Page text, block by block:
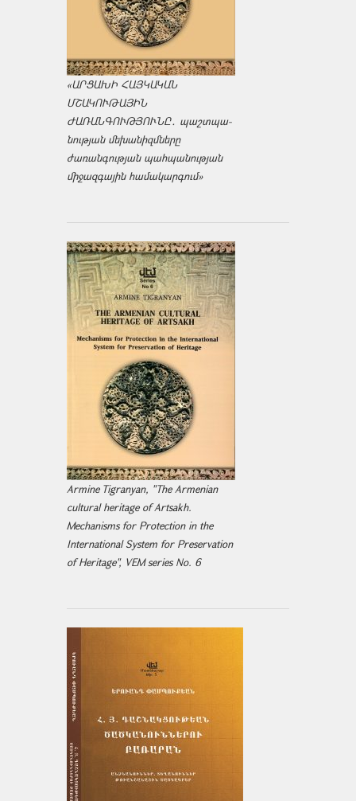
«ԱՐՑԱԽԻ ՀԱՅԿԱԿԱՆ
ՄՇԱԿՈՒԹԱՅԻՆ
ԺԱՌԱՆԳՈՒԹՅՈՒՆԸ․ պաշտպա­
նության մեխանիզմները
ժառանգության պահպանության
միջազ­գային համակարգում»
Armine Tigranyan, "The Armenian
cultural heritage of Artsakh.
Mechanisms for Protection in the
International System for Preservation
of Heritage", VEM series No. 6